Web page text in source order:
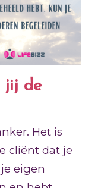
jij de
Het is
cliënt dat je
eigen